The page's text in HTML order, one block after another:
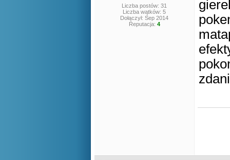
Liczba postów: 31
Liczba wątków: 5
Dołączył: Sep 2014
Reputacja: 4